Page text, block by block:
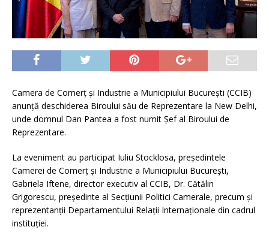
Camera de Comerț și Industrie a Municipiului București (CCIB)
anunță deschiderea Biroului său de Reprezentare la New Delhi,
unde domnul Dan Pantea a fost numit Șef al Biroului de
Reprezentare.
La eveniment au participat Iuliu Stocklosa, președintele
Camerei de Comerț și Industrie a Municipiului București,
Gabriela Iftene, director executiv al CCIB, Dr. Cătălin
Grigorescu, președinte al Secțiunii Politici Camerale, precum și
reprezentanții Departamentului Relații Internaționale din cadrul
instituției.